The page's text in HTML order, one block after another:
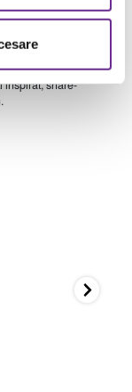
inspirat, share-